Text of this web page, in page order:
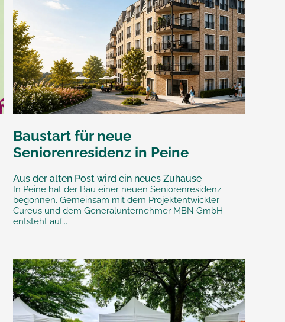
Baustart für neue
Seniorenresidenz in Peine
Aus der alten Post wird ein neues Zuhause
In Peine hat der Bau einer neuen Seniorenresidenz
begonnen. Gemeinsam mit dem Projektentwickler
Cureus und dem Generalunternehmer MBN GmbH
entsteht auf...